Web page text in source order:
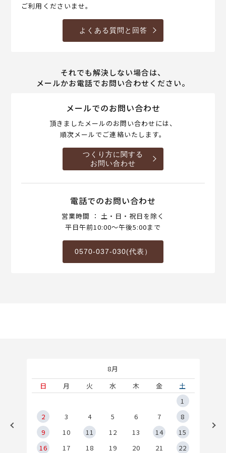
ご利用くださいませ。
よくある質問と回答
それでも解決しない場合は、
メールかお電話でお問い合わせください。
メールでのお問い合わせ
頂きましたメールのお問い合わせには、
順次メールでご連絡いたします。
つくり方に関する
お問い合わせ
電話でのお問い合わせ
営業時間 ： 土・日・祝日を除く
平日午前10:00～午後5:00まで
0570-037-030(代表）
8月
日
月 火 水 木 金
土
1
2
3 4 5 6 7
8
9
10 11 12 13 14
15
16
17 18 19 20 21
22